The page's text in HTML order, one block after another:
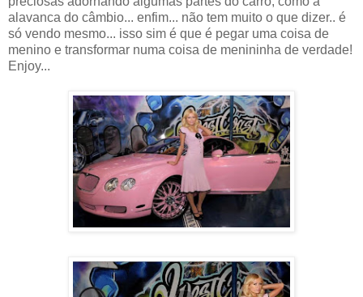
alavanca do câmbio... enfim... não tem muito o que dizer.. é
só vendo mesmo... isso sim é que é pegar uma coisa de
menino e transformar numa coisa de menininha de verdade!
Enjoy...